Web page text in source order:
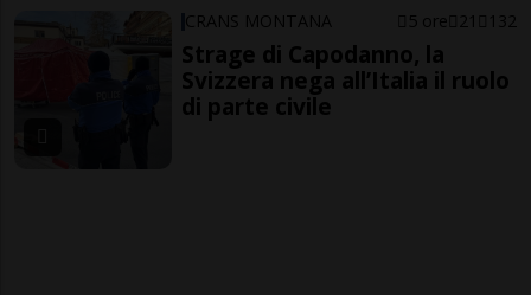
CRANS MONTANA 5 ore 21 132
Strage di Capodanno, la
Svizzera nega all’Italia il ruolo
di parte civile